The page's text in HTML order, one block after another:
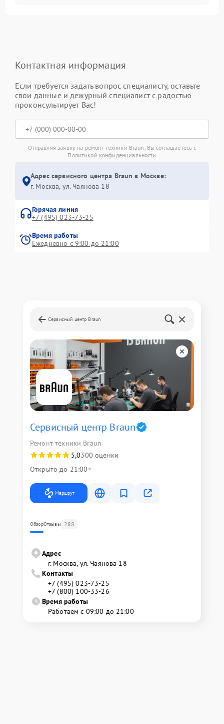
Контактная информация
Если требуется задать вопрос специалисту, оставьте
свои данные и дежурный специалист с радостью
проконсультирует Вас!
Отправляя заявку на ремонт техники Braun, Вы соглашаетесь с
Политикой конфиденциальности
Адрес сервисного центра Braun в Москве:
г. Москва, ул. Чаянова 18
Горячая линия
+7 (495) 023-73-25
Время работы
Ежедневно с 9:00 до 21:00
Сервисный центр Braun
Сервисный центр Braun
Ремонт техники Braun
5,0300 оценки
Открыто до 21:00
Маршрут
ОбзорОтзывы 288
Адрес
г. Москва, ул. Чаянова 18
Контакты
+7 (495) 023-73-25
+7 (800) 100-33-26
Время работы
Работаем с 09:00 до 21:00